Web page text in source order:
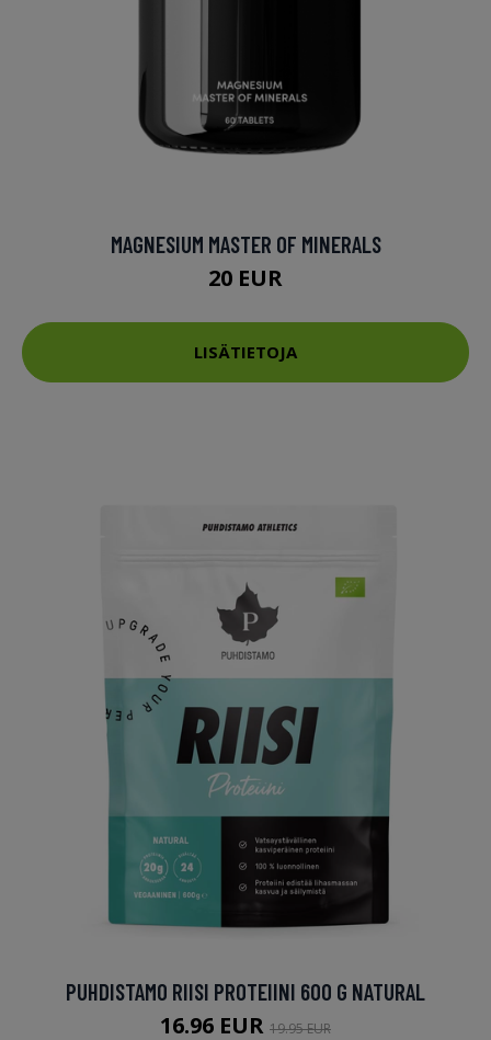
MAGNESIUM MASTER OF MINERALS
20 EUR
LISÄTIETOJA
PUHDISTAMO RIISI PROTEIINI 600 G NATURAL
16.96 EUR 19.95 EUR